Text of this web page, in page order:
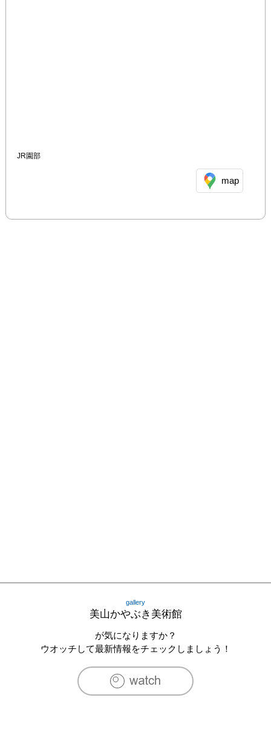
JR園部
map
gallery
美山かやぶき美術館
が気になりますか？
ウオッチして最新情報をチェックしましょう！